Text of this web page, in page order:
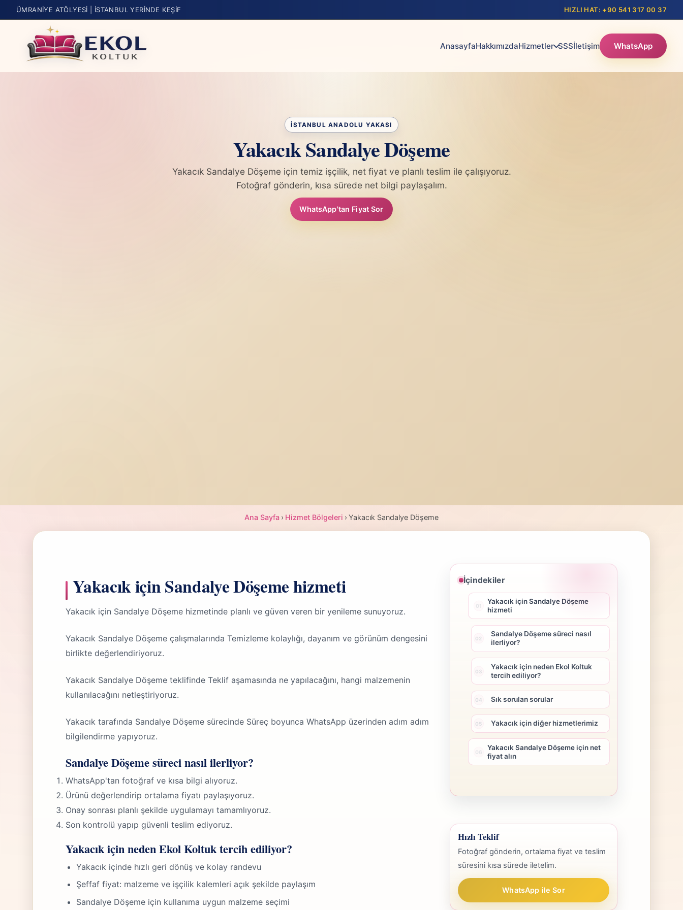
ÜMRANIYE ATÖLYESI | İSTANBUL YERINDE KEŞIF HIZLI HAT: +90 541 317 00 37
AnasayfaHakkımızdaHizmetler SSSİletişim WhatsApp
Yakacık Sandalye Döşeme
Yakacık Sandalye Döşeme için temiz işçilik, net fiyat ve planlı teslim ile çalışıyoruz.
Fotoğraf gönderin, kısa sürede net bilgi paylaşalım.
WhatsApp'tan Fiyat Sor
Ana Sayfa › Hizmet Bölgeleri › Yakacık Sandalye Döşeme
Yakacık için Sandalye Döşeme hizmeti
Yakacık için Sandalye Döşeme hizmetinde planlı ve güven veren bir yenileme sunuyoruz.
Yakacık Sandalye Döşeme çalışmalarında Temizleme kolaylığı, dayanım ve görünüm dengesini
birlikte değerlendiriyoruz.
Yakacık Sandalye Döşeme teklifinde Teklif aşamasında ne yapılacağını, hangi malzemenin
kullanılacağını netleştiriyoruz.
Yakacık tarafında Sandalye Döşeme sürecinde Süreç boyunca WhatsApp üzerinden adım adım
bilgilendirme yapıyoruz.
Sandalye Döşeme süreci nasıl ilerliyor?
WhatsApp'tan fotoğraf ve kısa bilgi alıyoruz.
Ürünü değerlendirip ortalama fiyatı paylaşıyoruz.
Onay sonrası planlı şekilde uygulamayı tamamlıyoruz.
Son kontrolü yapıp güvenli teslim ediyoruz.
Yakacık için neden Ekol Koltuk tercih ediliyor?
Yakacık içinde hızlı geri dönüş ve kolay randevu
Şeffaf fiyat: malzeme ve işçilik kalemleri açık şekilde paylaşım
Sandalye Döşeme için kullanıma uygun malzeme seçimi
İçindekiler
Yakacık için Sandalye Döşeme
hizmeti
Sandalye Döşeme süreci nasıl
ilerliyor?
Yakacık için neden Ekol Koltuk
tercih ediliyor?
Sık sorulan sorular
Yakacık için diğer hizmetlerimiz
Yakacık Sandalye Döşeme için net
fiyat alın
Hızlı Teklif
Fotoğraf gönderin, ortalama fiyat ve teslim
süresini kısa sürede iletelim.
WhatsApp ile Sor